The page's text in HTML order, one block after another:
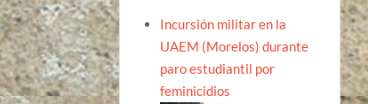
Incursión militar en la
UAEM (Morelos) durante
paro estudiantil por
feminicidios